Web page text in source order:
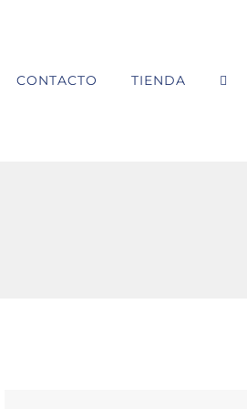
CONTACTO TIENDA